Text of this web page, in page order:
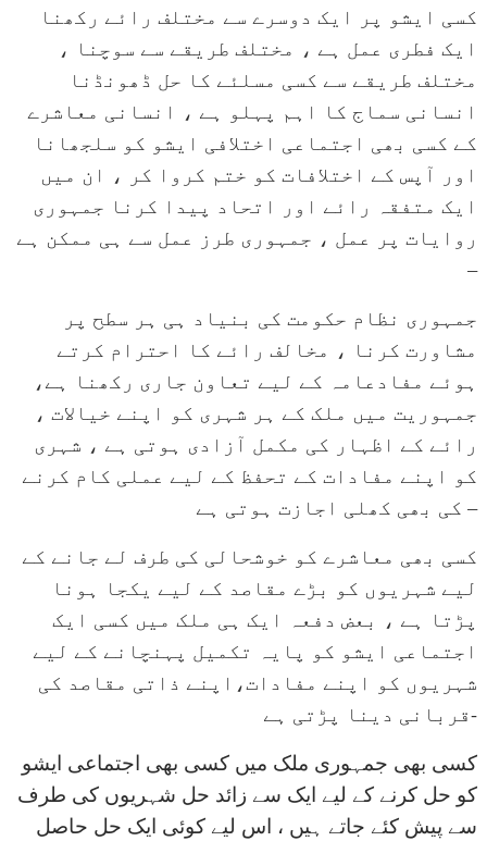
کسی ایشو پر ایک دوسرے سے مختلف رائے رکھنا
ایک فطری عمل ہے ، مختلف طریقے سے سوچنا ،
مختلف طریقے سے کسی مسلئے کا حل ڈھونڈنا
انسانی سماج کا اہم پہلو ہے ، انسانی معاشرے
کے کسی بھی اجتماعی اختلافی ایشو کو سلجھانا
اور آپس کے اختلافات کو ختم کروا کر ، ان میں
ایک متفقہ رائے اور اتحاد پیدا کرنا جمہوری
روایات پر عمل ، جمہوری طرز عمل سے ہی ممکن ہے
–
جمہوری نظام حکومت کی بنیاد ہی ہر سطح پر
مشاورت کرنا ، مخالف رائے کا احترام کرتے
ہوئے مفادعامہ کے لیے تعاون جاری رکھنا ہے،
جمہوریت میں ملک کے ہر شہری کو اپنے خیالات ،
رائے کے اظہار کی مکمل آزادی ہوتی ہے ، شہری
کو اپنے مفادات کے تحفظ کے لیے عملی کام کرنے
کی بھی کھلی اجازت ہوتی ہے –
کسی بھی معاشرے کو خوشحالی کی طرف لے جانے کے
لیے شہریوں کو بڑے مقاصد کے لیے یکجا ہونا
پڑتا ہے ، بعض دفعہ ایک ہی ملک میں کسی ایک
اجتماعی ایشو کو پایہ تکمیل پہنچانے کے لیے
شہریوں کو اپنے مفادات،اپنے ذاتی مقاصد کی
قربانی دینا پڑتی ہے-
کسی بھی جمہوری ملک میں کسی بھی اجتماعی ایشو
کو حل کرنے کے لیے ایک سے زائد حل شہریوں کی طرف
سے پیش کئے جاتے ہیں ، اس لیے کوئی ایک حل حاصل